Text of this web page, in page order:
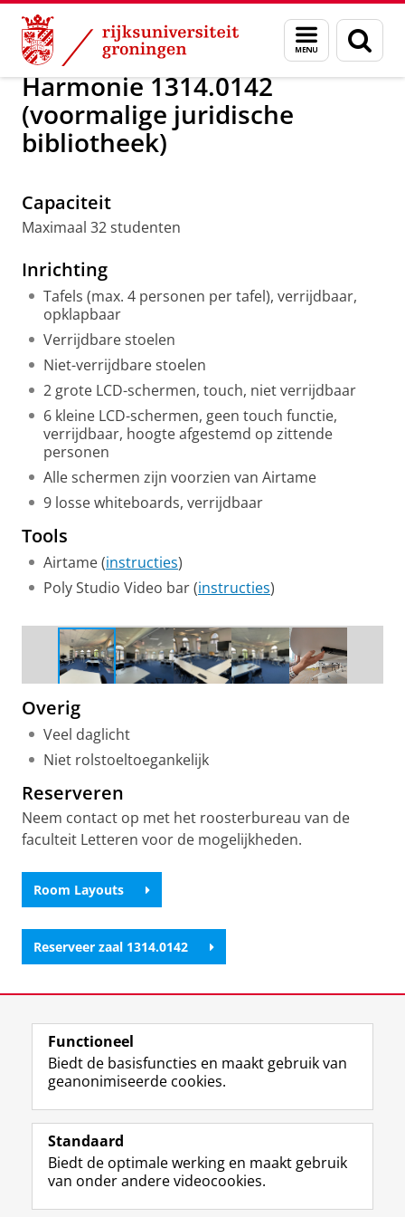
Skip
Content
Skip
Navigation
Menu
en
zoeken
Over ons Onderwijsruimtes
Harmonie 1314.0142
(voormalige juridische
bibliotheek)
video te zien
Capaciteit
Maximaal 32 studenten
Inrichting
Tafels (max. 4 personen per tafel), verrijdbaar,
opklapbaar
Verrijdbare stoelen
Niet-verrijdbare stoelen
2 grote LCD-schermen, touch, niet verrijdbaar
6 kleine LCD-schermen, geen touch functie,
verrijdbaar, hoogte afgestemd op zittende
personen
Alle schermen zijn voorzien van Airtame
9 losse whiteboards, verrijdbaar
Tools
Airtame (instructies)
Poly Studio Video bar (instructies)
Overig
Veel daglicht
Niet rolstoeltoegankelijk
Reserveren
Neem contact op met het roosterbureau van de
faculteit Letteren voor de mogelijkheden.
Room Layouts
Reserveer zaal 1314.0142
View this page in:English
Volg de RUG
F
a
e
b
L
i
k
e
R
S
-
f
I
n
t
Y
o
T
Studiekiezers
Functioneel
Biedt de basisfuncties en maakt gebruik van
geanonimiseerde cookies.
Standaard
Biedt de optimale werking en maakt gebruik
van onder andere videocookies.